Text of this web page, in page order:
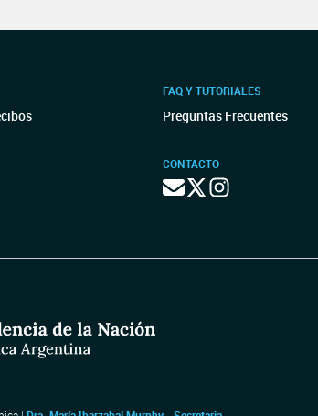
FAQ Y TUTORIALES
Preguntas Frecuentes
CONTACTO